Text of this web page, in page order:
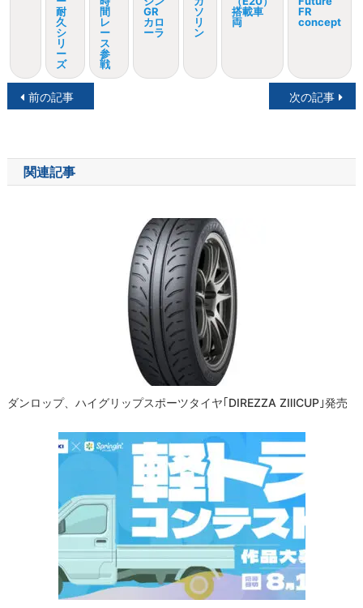
耐
久
シ
リ
ー
ズ
間
レ
ー
ス
参
戦
GR
カロ
ーラ
ソ
リ
ン
搭載車
両
FR
concept
投
ナ
ビ
前の記事 次の記事
関連記事
ダンロップ、ハイグリップスポーツタイヤ｢DIREZZA ZⅢCUP｣発売